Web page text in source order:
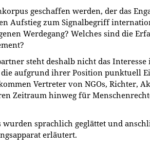
geschaffen werden, der das
Aufstieg zum Signalbegriff
Werdegang? Welches sind die
steht deshalb nicht das
aufgrund ihrer Position punktuell
Vertreter von NGOs,
Zeitraum hinweg für
sprachlich geglättet und
erläutert.